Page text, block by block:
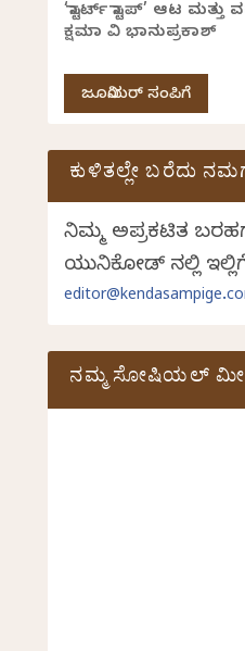
‘ಸ್ಟಾರ್ಟ್ ಸ್ಟಾಪ್’ ಆಟ
ಕ್ಷಮಾ ವಿ ಭಾನುಪ್ರಕಾಶ್
ಜೂನಿಯರ್ ಸಂಪಿಗೆ
ಕುಳಿತಲ್ಲೇ ಬರೆದು
ನಿಮ್ಮ ಅಪ್ರಕಟಿತ
ಯುನಿಕೋಡ್ ನಲ್ಲಿ
ನಮ್ಮ ಸೋಷಿಯಲ್‌